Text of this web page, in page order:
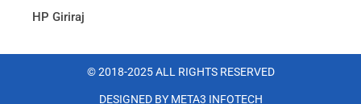
HP Giriraj
© 2018-2025 ALL RIGHTS RESERVED​
DESIGNED BY META3 INFOTECH